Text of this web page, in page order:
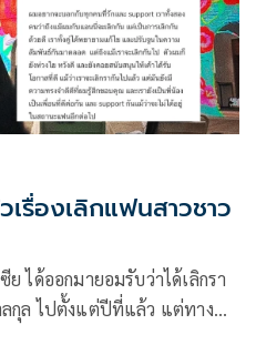
องเลิกแฟนสาวชาว
ได้ออกมายอมรับว่าได้เลิกรา
ล ไปตั้งแต่ปีที่แล้ว แต่ทาง